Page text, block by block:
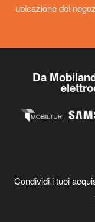
ubicazione dei
Da
Condividi i tuoi